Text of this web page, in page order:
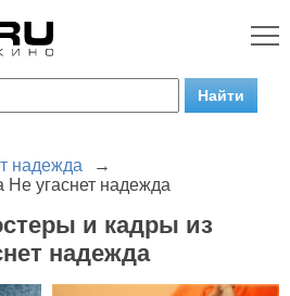
надежда
→
угаснет надежда
и кадры из
надежда